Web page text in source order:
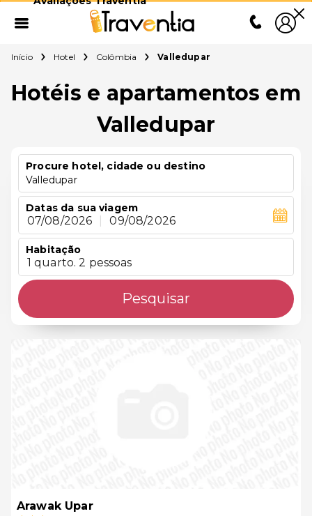
Início Hotel Colômbia Valledupar
Hotéis e apartamentos em
Valledupar
Procure hotel, cidade ou destino
Valledupar
Datas da sua viagem
07/08/2026 09/08/2026
Habitação
1 quarto. 2 pessoas
Pesquisar
Arawak Upar